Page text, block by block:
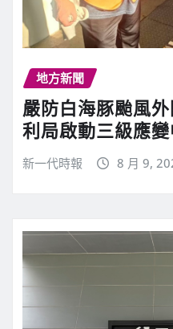
地方新聞
嚴防白海豚颱風
利局啟動三級應
新一代時報 8 月 9,